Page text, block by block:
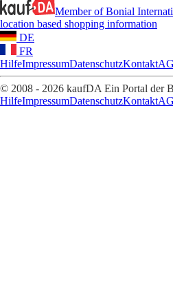
Member of Bonial
location based shopping information
DE
FR
HilfeImpressumDatenschutzKontakt
© 2008 - 2026 kaufDA Ein Portal der
HilfeImpressumDatenschutzKontakt